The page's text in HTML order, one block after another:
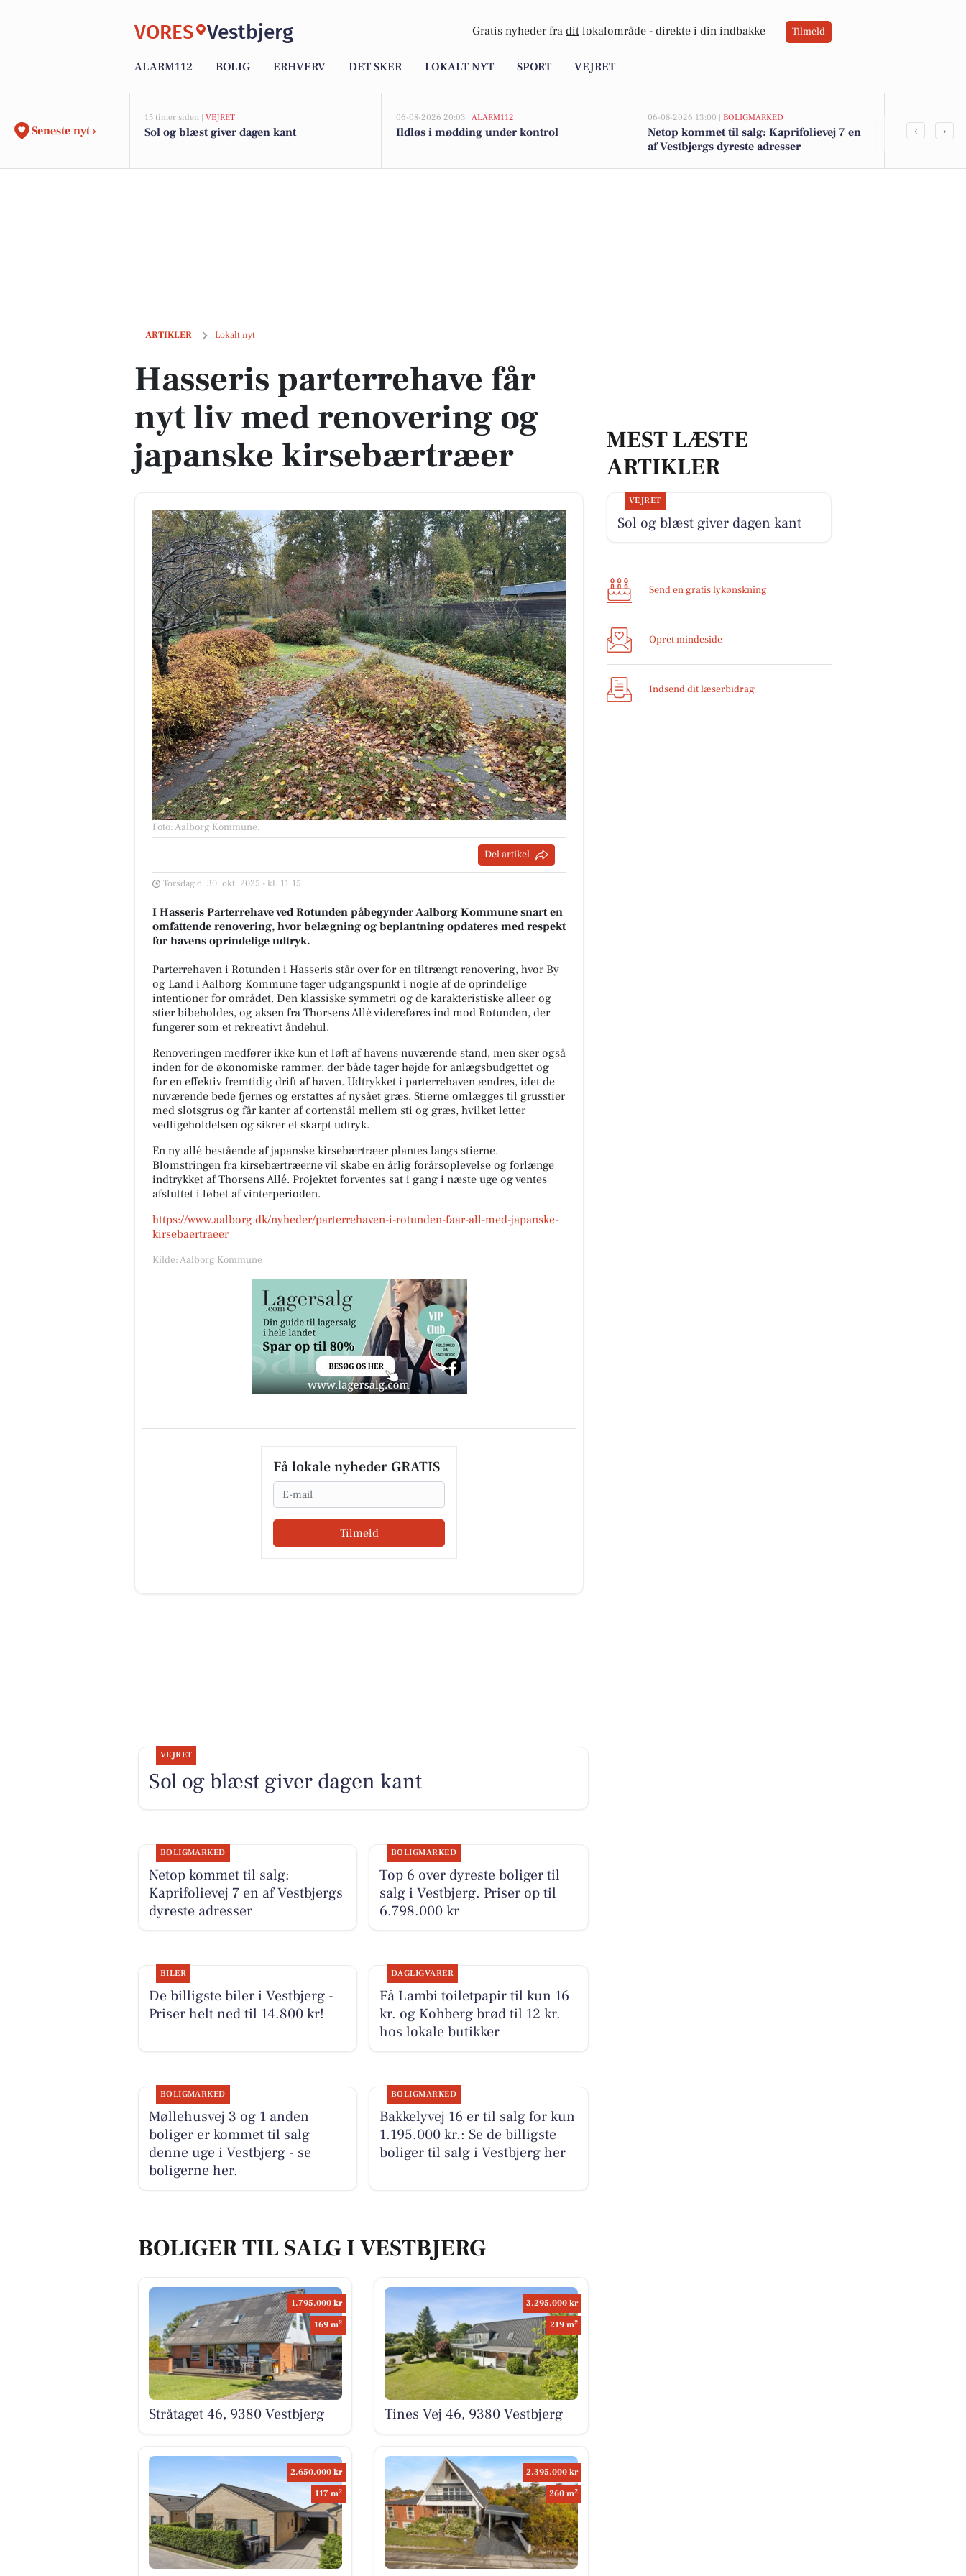
VORES Vestbjerg Gratis nyheder fra dit lokalområde - direkte i din indbakke Tilmeld
ALARM112 BOLIG ERHVERV DET SKER LOKALT NYT SPORT VEJRET
Seneste nyt ›
15 timer siden | VEJRET
Sol og blæst giver dagen kant
06-08-2026 20:03 | ALARM112
Ildløs i mødding under kontrol
06-08-2026 13:00 | BOLIGMARKED
Netop kommet til salg: Kaprifolievej 7 en
af Vestbjergs dyreste adresser
Top 6 over
‹ ›
ARTIKLER Lokalt nyt
Hasseris parterrehave får nyt liv med renovering og japanske kirsebærtræer
Hasseris parterrehave får
nyt liv med renovering og
japanske kirsebærtræer
Foto: Aalborg Kommune.
Del artikel
Torsdag d. 30. okt. 2025 - kl. 11:15
I Hasseris Parterrehave ved Rotunden påbegynder Aalborg Kommune snart en
omfattende renovering, hvor belægning og beplantning opdateres med respekt
for havens oprindelige udtryk.
Parterrehaven i Rotunden i Hasseris står over for en tiltrængt renovering, hvor By
og Land i Aalborg Kommune tager udgangspunkt i nogle af de oprindelige
intentioner for området. Den klassiske symmetri og de karakteristiske alleer og
stier bibeholdes, og aksen fra Thorsens Allé videreføres ind mod Rotunden, der
fungerer som et rekreativt åndehul.
Renoveringen medfører ikke kun et løft af havens nuværende stand, men sker også
inden for de økonomiske rammer, der både tager højde for anlægsbudgettet og
for en effektiv fremtidig drift af haven. Udtrykket i parterrehaven ændres, idet de
nuværende bede fjernes og erstattes af nysået græs. Stierne omlægges til grusstier
med slotsgrus og får kanter af cortenstål mellem sti og græs, hvilket letter
vedligeholdelsen og sikrer et skarpt udtryk.
En ny allé bestående af japanske kirsebærtræer plantes langs stierne.
Blomstringen fra kirsebærtræerne vil skabe en årlig forårsoplevelse og forlænge
indtrykket af Thorsens Allé. Projektet forventes sat i gang i næste uge og ventes
afsluttet i løbet af vinterperioden.
https://www.aalborg.dk/nyheder/parterrehaven-i-rotunden-faar-all-med-japanske-
kirsebaertraeer
Kilde: Aalborg Kommune
Få lokale nyheder GRATIS
Email
Tilmeld
MEST LÆSTE
ARTIKLER
VEJRET
Sol og blæst giver dagen kant
Send en gratis lykønskning
Opret mindeside
Indsend dit læserbidrag
VEJRET
Sol og blæst giver dagen kant
BOLIGMARKED
Netop kommet til salg:
Kaprifolievej 7 en af Vestbjergs
dyreste adresser
BOLIGMARKED
Top 6 over dyreste boliger til
salg i Vestbjerg. Priser op til
6.798.000 kr
BILER
De billigste biler i Vestbjerg -
Priser helt ned til 14.800 kr!
DAGLIGVARER
Få Lambi toiletpapir til kun 16
kr. og Kohberg brød til 12 kr.
hos lokale butikker
BOLIGMARKED
Møllehusvej 3 og 1 anden
boliger er kommet til salg
denne uge i Vestbjerg - se
boligerne her.
BOLIGMARKED
Bakkelyvej 16 er til salg for kun
1.195.000 kr.: Se de billigste
boliger til salg i Vestbjerg her
BOLIGER TIL SALG I VESTBJERG
1.795.000 kr
169 m2
Stråtaget 46, 9380 Vestbjerg
3.295.000 kr
219 m2
Tines Vej 46, 9380 Vestbjerg
2.650.000 kr
117 m2
2.395.000 kr
260 m2